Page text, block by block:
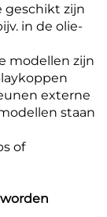
geschikt zijn
in de olie-
modellen zijn
externe
staan
of